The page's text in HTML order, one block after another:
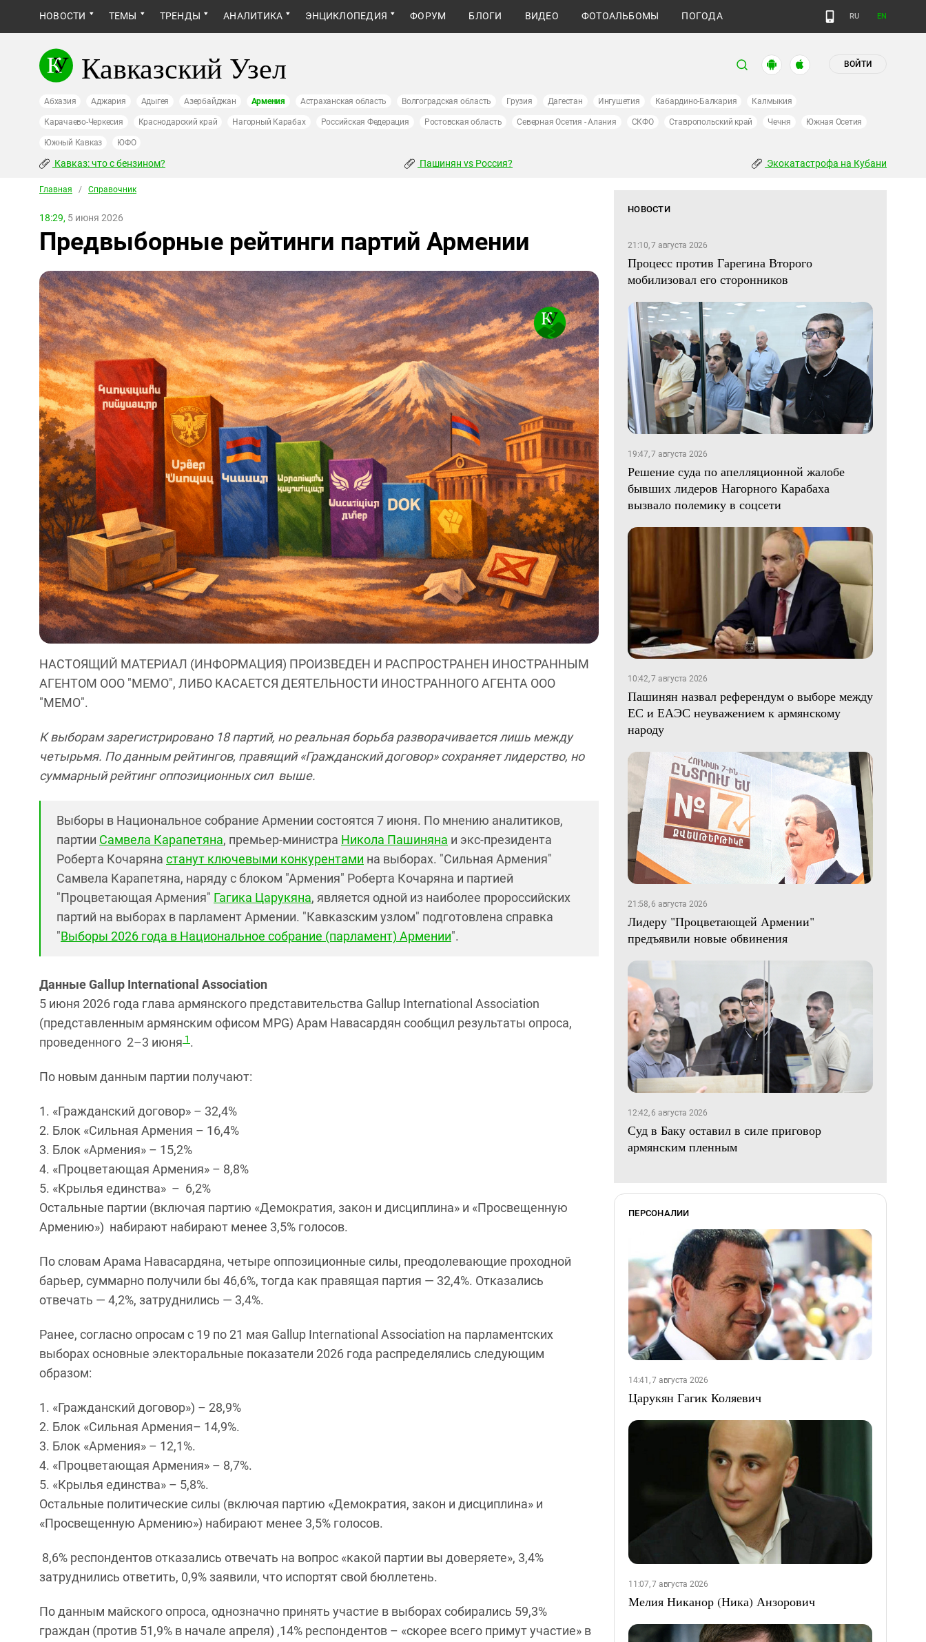
НОВОСТИ ТЕМЫ ТРЕНДЫ АНАЛИТИКА ЭНЦИКЛОПЕДИЯ ФОРУМ БЛОГИ ВИДЕО ФОТОАЛЬБОМЫ ПОГОДА RU EN
Кавказский Узел ВОЙТИ
Абхазия Аджария Адыгея Азербайджан Армения Астраханская область Волгоградская область Грузия Дагестан Ингушетия Кабардино-Балкария Калмыкия
Карачаево-Черкесия Краснодарский край Нагорный Карабах Российская Федерация Ростовская область Северная Осетия - Алания СКФО Ставропольский край Чечня Южная Осетия
Южный Кавказ ЮФО
Кавказ: что с бензином? Пашинян vs Россия? Экокатастрофа на Кубани
Главная / Справочник
18:29, 5 июня 2026
Предвыборные рейтинги партий Армении
НАСТОЯЩИЙ МАТЕРИАЛ (ИНФОРМАЦИЯ) ПРОИЗВЕДЕН И РАСПРОСТРАНЕН ИНОСТРАННЫМ
АГЕНТОМ ООО "МЕМО", ЛИБО КАСАЕТСЯ ДЕЯТЕЛЬНОСТИ ИНОСТРАННОГО АГЕНТА ООО
"МЕМО".
К выборам зарегистрировано 18 партий, но реальная борьба разворачивается лишь между
четырьмя. По данным рейтингов, правящий «Гражданский договор» сохраняет лидерство, но
суммарный рейтинг оппозиционных сил выше.
Выборы в Национальное собрание Армении состоятся 7 июня. По мнению аналитиков,
партии Самвела Карапетяна, премьер-министра Никола Пашиняна и экс-президента
Роберта Кочаряна станут ключевыми конкурентами на выборах. "Сильная Армения"
Самвела Карапетяна, наряду с блоком "Армения" Роберта Кочаряна и партией
"Процветающая Армения" Гагика Царукяна, является одной из наиболее пророссийских
партий на выборах в парламент Армении. "Кавказским узлом" подготовлена справка
"Выборы 2026 года в Национальное собрание (парламент) Армении".
Данные Gallup International Association
5 июня 2026 года глава армянского представительства Gallup International Association
(представленным армянским офисом MPG) Арам Навасардян сообщил результаты опроса,
проведенного 2–3 июня 1 .
По новым данным партии получают:
«Гражданский договор» – 32,4%
Блок «Сильная Армения – 16,4%
Блок «Армения» – 15,2%
«Процветающая Армения» – 8,8%
«Крылья единства» – 6,2%
Остальные партии (включая партию «Демократия, закон и дисциплина» и «Просвещенную
Армению») набирают набирают менее 3,5% голосов.
По словам Арама Навасардяна, четыре оппозиционные силы, преодолевающие проходной
барьер, суммарно получили бы 46,6%, тогда как правящая партия — 32,4%. Отказались
отвечать — 4,2%, затруднились — 3,4%.
Ранее, согласно опросам с 19 по 21 мая Gallup International Association на парламентских
выборах основные электоральные показатели 2026 года распределялись следующим
образом:
«Гражданский договор») – 28,9%
Блок «Сильная Армения– 14,9%.
Блок «Армения» – 12,1%.
«Процветающая Армения» – 8,7%.
«Крылья единства» – 5,8%.
Остальные политические силы (включая партию «Демократия, закон и дисциплина» и
«Просвещенную Армению») набирают менее 3,5% голосов.
8,6% респондентов отказались отвечать на вопрос «какой партии вы доверяете», 3,4%
затруднились ответить, 0,9% заявили, что испортят свой бюллетень.
По данным майского опроса, однозначно принять участие в выборах собирались 59,3%
граждан (против 51,9% в начале апреля) ,14% респондентов – «скорее всего примут участие» в
НОВОСТИ
21:10, 7 августа 2026
Процесс против Гарегина Второго
мобилизовал его сторонников
19:47, 7 августа 2026
Решение суда по апелляционной жалобе
бывших лидеров Нагорного Карабаха
вызвало полемику в соцсети
10:42, 7 августа 2026
Пашинян назвал референдум о выборе между
ЕС и ЕАЭС неуважением к армянскому
народу
21:58, 6 августа 2026
Лидеру "Процветающей Армении"
предъявили новые обвинения
12:42, 6 августа 2026
Суд в Баку оставил в силе приговор
армянским пленным
ПЕРСОНАЛИИ
14:41, 7 августа 2026
Царукян Гагик Коляевич
11:07, 7 августа 2026
Мелия Никанор (Ника) Анзорович